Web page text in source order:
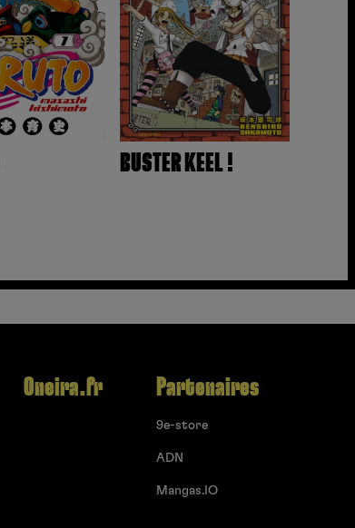
BUSTER KEEL !
Oneira.fr Partenaires
9e-store
ADN
Mangas.IO